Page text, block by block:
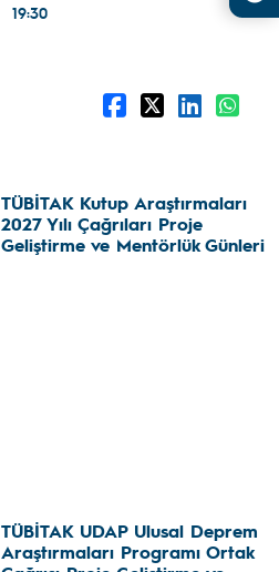
19:30
TÜBİTAK Kutup Araştırmaları
2027 Yılı Çağrıları Proje
Geliştirme ve Mentörlük Günleri
TÜBİTAK UDAP Ulusal Deprem
Araştırmaları Programı Ortak